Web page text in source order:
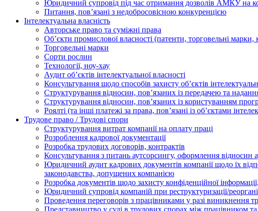
Юридичний супровід під час отримання дозволів АМКУ на
Питання, пов’язані з недобросовісною конкуренцією
Інтелектуальна власність
Авторське право та суміжні права
Oб’єкти промислової власності (патенти, торговельні
Торговельні марки
Сорти рослин
Технології, ноу-хау
Аудит об’єктів інтелектуальної власності
Консультування щодо способів захисту об’єктів
Структурування відносин, пов’язаних із передачею та
Структурування відносин, пов’язаних із користуванням
Роялті (та інші платежі за права, пов’язані із об’єктами
Трудове право / Трудові спори
Cтруктурування витрат компанії на оплату праці
Розроблення кадрової документації
Розробка трудових договорів, контрактів
Консультування з питань аутсорсингу, оформлення відносин
Юридичний аудит кадрових документів компанії щодо їх
законодавства, допущених компанією
Розробка документів щодо захисту конфіденційної
Юридичний супровід компаній при реструктуризації/
Проведення переговорів з працівниками у разі виникнення